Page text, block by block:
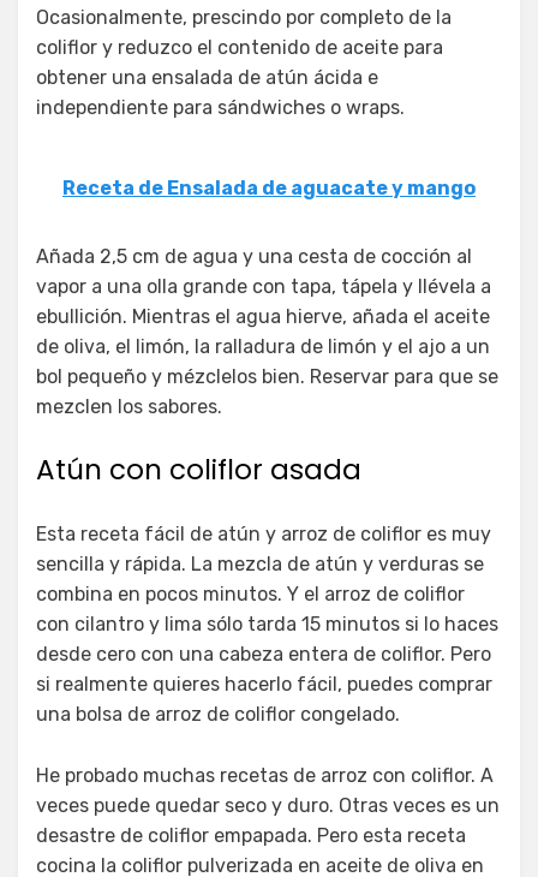
Ocasionalmente, prescindo por completo de la
coliflor y reduzco el contenido de aceite para
obtener una ensalada de atún ácida e
independiente para sándwiches o wraps.
Receta de Ensalada de aguacate y mango
Añada 2,5 cm de agua y una cesta de cocción al
vapor a una olla grande con tapa, tápela y llévela a
ebullición. Mientras el agua hierve, añada el aceite
de oliva, el limón, la ralladura de limón y el ajo a un
bol pequeño y mézclelos bien. Reservar para que se
mezclen los sabores.
Atún con coliflor asada
Esta receta fácil de atún y arroz de coliflor es muy
sencilla y rápida. La mezcla de atún y verduras se
combina en pocos minutos. Y el arroz de coliflor
con cilantro y lima sólo tarda 15 minutos si lo haces
desde cero con una cabeza entera de coliflor. Pero
si realmente quieres hacerlo fácil, puedes comprar
una bolsa de arroz de coliflor congelado.
He probado muchas recetas de arroz con coliflor. A
veces puede quedar seco y duro. Otras veces es un
desastre de coliflor empapada. Pero esta receta
cocina la coliflor pulverizada en aceite de oliva en